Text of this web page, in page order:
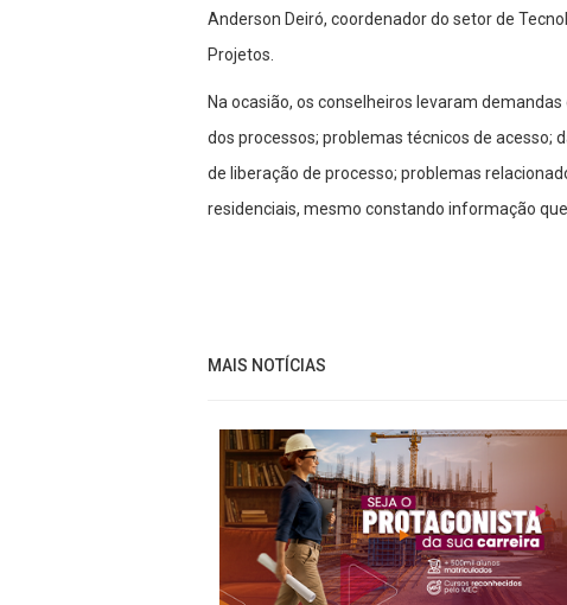
Anderson Deiró, coordenador do setor de
Projetos.
Na ocasião, os conselheiros levaram
dos processos; problemas técnicos de acesso;
de liberação de processo; problemas
residenciais, mesmo constando informação
MAIS NOTÍCIAS